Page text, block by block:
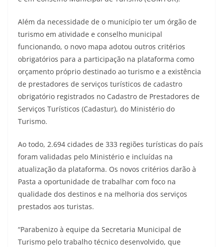
Além da necessidade de o município ter um órgão de
turismo em atividade e conselho municipal
funcionando, o novo mapa adotou outros critérios
obrigatórios para a participação na plataforma como
orçamento próprio destinado ao turismo e a existência
de prestadores de serviços turísticos de cadastro
obrigatório registrados no Cadastro de Prestadores de
Serviços Turísticos (Cadastur), do Ministério do
Turismo.
Ao todo, 2.694 cidades de 333 regiões turísticas do país
foram validadas pelo Ministério e incluídas na
atualização da plataforma. Os novos critérios darão à
Pasta a oportunidade de trabalhar com foco na
qualidade dos destinos e na melhoria dos serviços
prestados aos turistas.
“Parabenizo à equipe da Secretaria Municipal de
Turismo pelo trabalho técnico desenvolvido, que